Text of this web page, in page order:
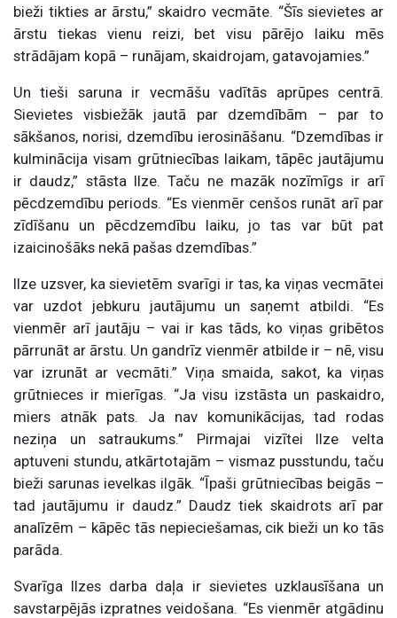
bieži tikties ar ārstu,” skaidro vecmāte. “Šīs sievietes ar
ārstu tiekas vienu reizi, bet visu pārējo laiku mēs
strādājam kopā – runājam, skaidrojam, gatavojamies.”
Un tieši saruna ir vecmāšu vadītās aprūpes centrā.
Sievietes visbiežāk jautā par dzemdībām – par to
sākšanos, norisi, dzemdību ierosināšanu. “Dzemdības ir
kulminācija visam grūtniecības laikam, tāpēc jautājumu
ir daudz,” stāsta Ilze. Taču ne mazāk nozīmīgs ir arī
pēcdzemdību periods. “Es vienmēr cenšos runāt arī par
zīdīšanu un pēcdzemdību laiku, jo tas var būt pat
izaicinošāks nekā pašas dzemdības.”
Ilze uzsver, ka sievietēm svarīgi ir tas, ka viņas vecmātei
var uzdot jebkuru jautājumu un saņemt atbildi. “Es
vienmēr arī jautāju – vai ir kas tāds, ko viņas gribētos
pārrunāt ar ārstu. Un gandrīz vienmēr atbilde ir – nē, visu
var izrunāt ar vecmāti.” Viņa smaida, sakot, ka viņas
grūtnieces ir mierīgas. “Ja visu izstāsta un paskaidro,
miers atnāk pats. Ja nav komunikācijas, tad rodas
neziņa un satraukums.” Pirmajai vizītei Ilze velta
aptuveni stundu, atkārtotajām – vismaz pusstundu, taču
bieži sarunas ievelkas ilgāk. “Īpaši grūtniecības beigās –
tad jautājumu ir daudz.” Daudz tiek skaidrots arī par
analīzēm – kāpēc tās nepieciešamas, cik bieži un ko tās
parāda.
Svarīga Ilzes darba daļa ir sievietes uzklausīšana un
savstarpējās izpratnes veidošana. “Es vienmēr atgādinu